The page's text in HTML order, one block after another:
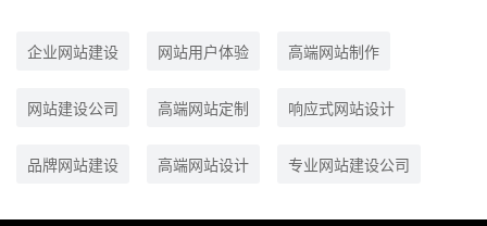
企业网站建设 网站用户体验 高端网站制作
网站建设公司 高端网站定制 响应式网站设计
品牌网站建设 高端网站设计 专业网站建设公司